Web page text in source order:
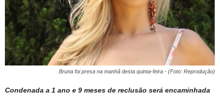
Bruna foi presa na manhã desta quinta-feira - (Foto: Reprodução)
Condenada a 1 ano e 9 meses de reclusão será encaminhada